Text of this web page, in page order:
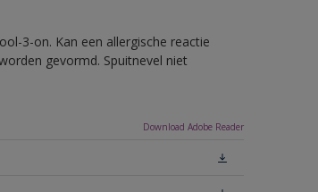
3-on. Kan een allergische reactie
gevormd. Spuitnevel niet
Download Adobe Reader